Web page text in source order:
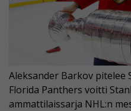
Aleksander Barkov pitelee
Florida Panthers voitti
ammattilaissarja NHL:n